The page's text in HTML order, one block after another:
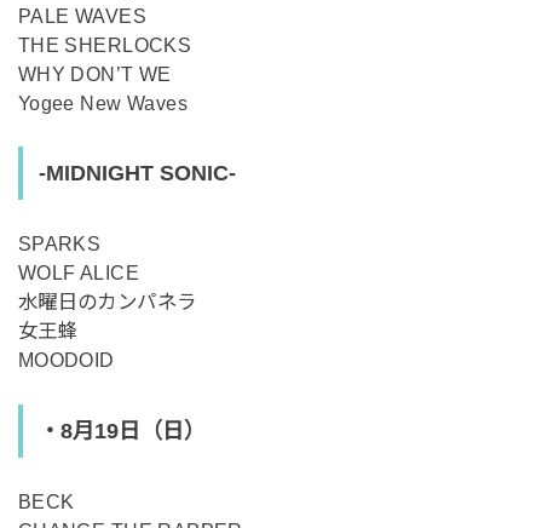
PALE WAVES
THE SHERLOCKS
WHY DON’T WE
Yogee New Waves
-MIDNIGHT SONIC-
SPARKS
WOLF ALICE
水曜日のカンパネラ
女王蜂
MOODOID
・8月19日（日）
BECK